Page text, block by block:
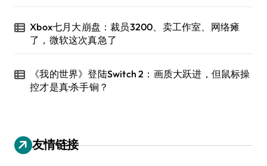
Xbox七月大崩盘：裁员3200、卖工作室、网络瘫
了，微软这次真急了
《我的世界》登陆Switch 2：画质大跃进，但鼠标操
控才是真·杀手锏？
友情链接